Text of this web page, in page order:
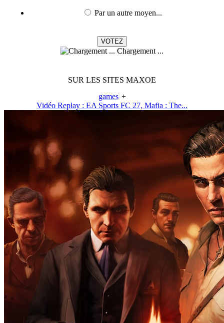
Par un autre moyen...
Chargement ...
SUR LES SITES MAXOE
games +
Vidéo Replay : EA Sports FC 27, Mafia : The...